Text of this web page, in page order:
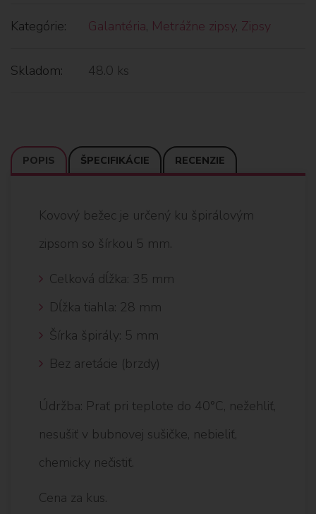
Kategórie: Galantéria, Metrážne zipsy, Zipsy
Skladom: 48.0 ks
POPIS ŠPECIFIKÁCIE RECENZIE
Kovový bežec je určený ku špirálovým
zipsom so šírkou 5 mm.
Celková dĺžka: 35 mm
Dĺžka tiahla: 28 mm
Šírka špirály: 5 mm
Bez aretácie (brzdy)
Údržba: Prať pri teplote do 40°C, nežehliť,
nesušiť v bubnovej sušičke, nebieliť,
chemicky nečistiť.
Cena za kus.